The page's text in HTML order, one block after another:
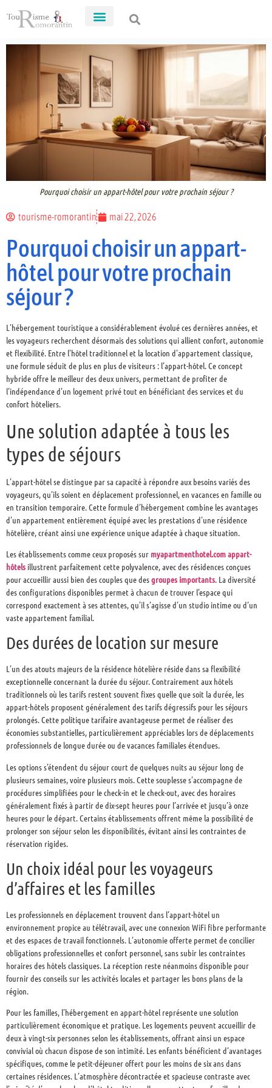
Pourquoi choisir un appart-hôtel pour votre prochain séjour ?
tourisme-romorantin mai 22, 2026
Pourquoi choisir un appart-
hôtel pour votre prochain
séjour ?
L’hébergement touristique a considérablement évolué ces dernières années, et
les voyageurs recherchent désormais des solutions qui allient confort, autonomie
et flexibilité. Entre l’hôtel traditionnel et la location d’appartement classique,
une formule séduit de plus en plus de visiteurs : l’appart-hôtel. Ce concept
hybride offre le meilleur des deux univers, permettant de profiter de
l’indépendance d’un logement privé tout en bénéficiant des services et du
confort hôteliers.
Une solution adaptée à tous les
types de séjours
L’appart-hôtel se distingue par sa capacité à répondre aux besoins variés des
voyageurs, qu’ils soient en déplacement professionnel, en vacances en famille ou
en transition temporaire. Cette formule d’hébergement combine les avantages
d’un appartement entièrement équipé avec les prestations d’une résidence
hôtelière, créant ainsi une expérience unique adaptée à chaque situation.
Les établissements comme ceux proposés sur myapartmenthotel.com appart-
hôtels illustrent parfaitement cette polyvalence, avec des résidences conçues
pour accueillir aussi bien des couples que desgroupes importants. La diversité
des configurations disponibles permet à chacun de trouver l’espace qui
correspond exactement à ses attentes, qu’il s’agisse d’un studio intime ou d’un
vaste appartement familial.
Des durées de location sur mesure
L’un des atouts majeurs de la résidence hôtelière réside dans sa flexibilité
exceptionnelle concernant la durée du séjour. Contrairement aux hôtels
traditionnels où les tarifs restent souvent fixes quelle que soit la durée, les
appart-hôtels proposent généralement des tarifs dégressifs pour les séjours
prolongés. Cette politique tarifaire avantageuse permet de réaliser des
économies substantielles, particulièrement appréciables lors de déplacements
professionnels de longue durée ou de vacances familiales étendues.
Les options s’étendent du séjour court de quelques nuits au séjour long de
plusieurs semaines, voire plusieurs mois. Cette souplesse s’accompagne de
procédures simplifiées pour le check-in et le check-out, avec des horaires
généralement fixés à partir de dix-sept heures pour l’arrivée et jusqu’à onze
heures pour le départ. Certains établissements offrent même la possibilité de
prolonger son séjour selon les disponibilités, évitant ainsi les contraintes de
réservation rigides.
Un choix idéal pour les voyageurs
d’affaires et les familles
Les professionnels en déplacement trouvent dans l’appart-hôtel un
environnement propice au télétravail, avec une connexion WiFi fibre performante
et des espaces de travail fonctionnels. L’autonomie offerte permet de concilier
obligations professionnelles et confort personnel, sans subir les contraintes
horaires des hôtels classiques. La réception reste néanmoins disponible pour
fournir des conseils sur les activités locales et partager les bons plans de la
région.
Pour les familles, l’hébergement en appart-hôtel représente une solution
particulièrement économique et pratique. Les logements peuvent accueillir de
deux à vingt-six personnes selon les établissements, offrant ainsi un espace
convivial où chacun dispose de son intimité. Les enfants bénéficient d’avantages
spécifiques, comme le petit-déjeuner offert pour les moins de six ans dans
certaines résidences. L’atmosphère décontractée et spacieuse contraste avec